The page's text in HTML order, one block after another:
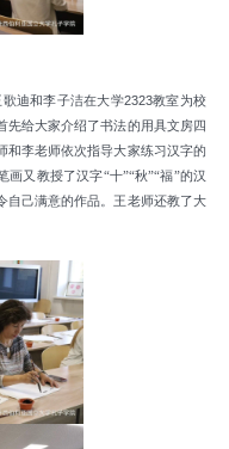
迪和李子洁在大学2323教室为校
先给大家介绍了书法的用具文房四
和李老师依次指导大家练习汉字的
画又教授了汉字“十”“秋”“福”的汉
自己满意的作品
王老师还教了大